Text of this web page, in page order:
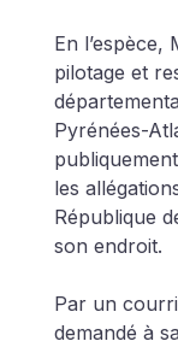
En l’espèce,
pilotage et
Pyrénées-
les
République
son endroit.
Par un
demandé à